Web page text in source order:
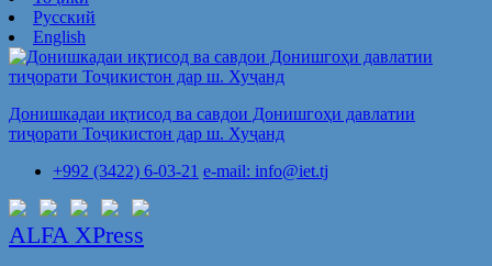
Русский
English
Донишкадаи иқтисод ва савдои Донишгоҳи давлатии
тиҷорати Тоҷикистон дар ш. Хуҷанд
+992 (3422) 6-03-21 e-mail: info@iet.tj
ALFA XPress